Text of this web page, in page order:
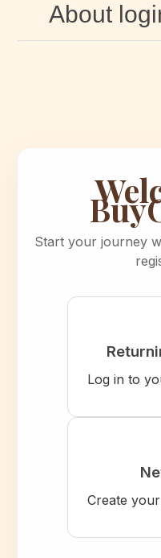
About
Start your journey
Log in to
Create